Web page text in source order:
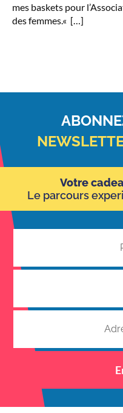
mes baskets pour
des femmes.« […]
Votre
Le parcours